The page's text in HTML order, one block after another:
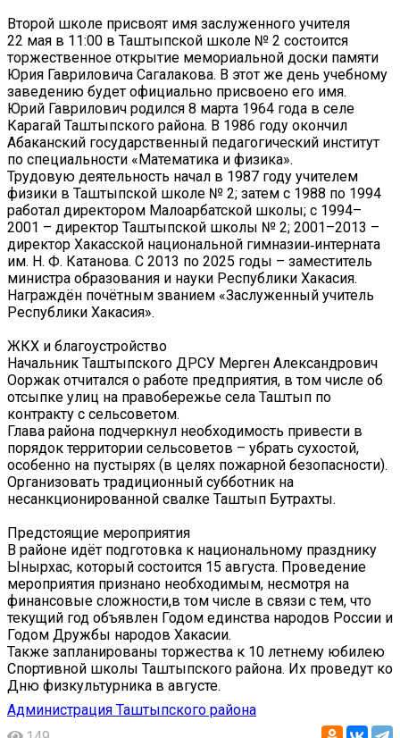
Второй школе присвоят имя заслуженного учителя
22 мая в 11:00 в Таштыпской школе № 2 состоится
торжественное открытие мемориальной доски памяти
Юрия Гавриловича Сагалакова. В этот же день учебному
заведению будет официально присвоено его имя.
Юрий Гаврилович родился 8 марта 1964 года в селе
Карагай Таштыпского района. В 1986 году окончил
Абаканский государственный педагогический институт
по специальности «Математика и физика».
Трудовую деятельность начал в 1987 году учителем
физики в Таштыпской школе № 2; затем с 1988 по 1994
работал директором Малоарбатской школы; с 1994–
2001 – директор Таштыпской школы № 2; 2001–2013 –
директор Хакасской национальной гимназии‑интерната
им. Н. Ф. Катанова. С 2013 по 2025 годы – заместитель
министра образования и науки Республики Хакасия.
Награждён почётным званием «Заслуженный учитель
Республики Хакасия».
ЖКХ и благоустройство
Начальник Таштыпского ДРСУ Мерген Александрович
Ооржак отчитался о работе предприятия, в том числе об
отсыпке улиц на правобережье села Таштып по
контракту с сельсоветом.
Глава района подчеркнул необходимость привести в
порядок территории сельсоветов – убрать сухостой,
особенно на пустырях (в целях пожарной безопасности).
Организовать традиционный субботник на
несанкционированной свалке Таштып Бутрахты.
‍Предстоящие мероприятия
В районе идёт подготовка к национальному празднику
Ынырхас, который состоится 15 августа. Проведение
мероприятия признано необходимым, несмотря на
финансовые сложности,в том числе в связи с тем, что
текущий год объявлен Годом единства народов России и
Годом Дружбы народов Хакасии.
Также запланированы торжества к 10 летнему юбилею
Спортивной школы Таштыпского района. Их проведут ко
Дню физкультурника в августе.
Администрация Таштыпского района